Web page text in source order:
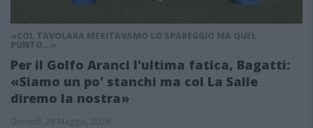
«COL TAVOLARA MERITAVAMO LO SPAREGGIO MA QUEL
PUNTO...»
Per il Golfo Aranci l'ultima fatica, Bagatti:
«Siamo un po' stanchi ma col La Salle
diremo la nostra»
Giovedì, 28 Maggio, 2026